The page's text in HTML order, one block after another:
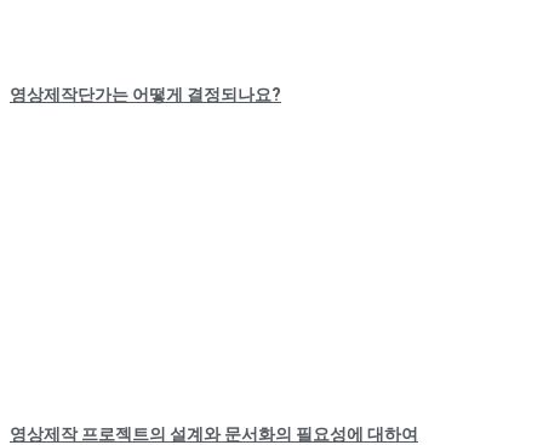
영상제작단가는 어떻게 결정되나요?
영상제작 프로젝트의 설계와 문서화의 필요성에 대하여